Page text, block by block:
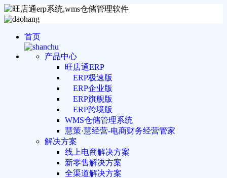
首页
产品中心
旺店通ERP
ERP极速版
ERP企业版
ERP旗舰版
ERP跨境版
WMS仓储管理系统
慧策·慧经营-电商财务经营管家
解决方案
线上电商解决方案
新零售解决方案
全渠道解决方案